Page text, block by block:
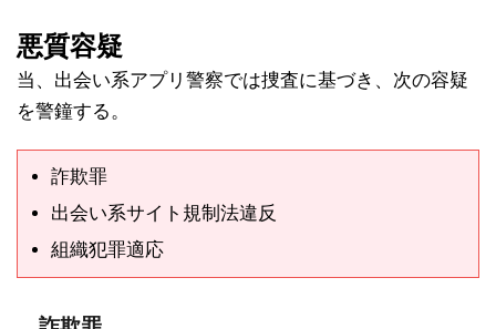
悪質容疑
当、出会い系アプリ警察では捜査に基づき、次の容疑
を警鐘する。
詐欺罪
出会い系サイト規制法違反
組織犯罪適応